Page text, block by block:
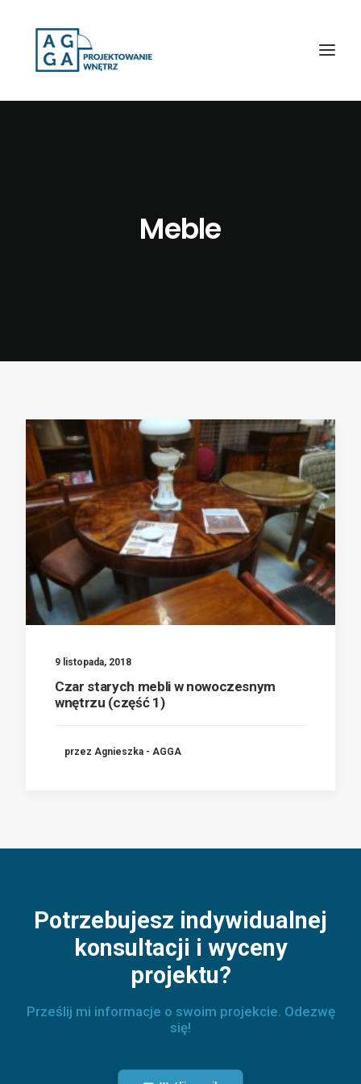
Meble
9 listopada, 2018
Czar starych mebli w nowoczesnym
wnętrzu (część 1)
przez Agnieszka - AGGA
Potrzebujesz indywidualnej
konsultacji i wyceny
projektu?
Prześlij mi informacje o swoim projekcie. Odezwę
się!